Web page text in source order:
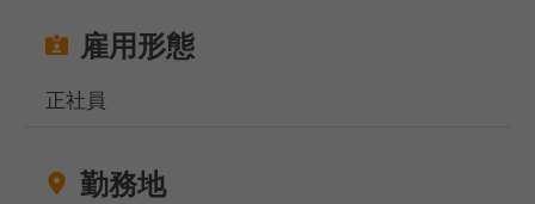
雇用形態
正社員
勤務地